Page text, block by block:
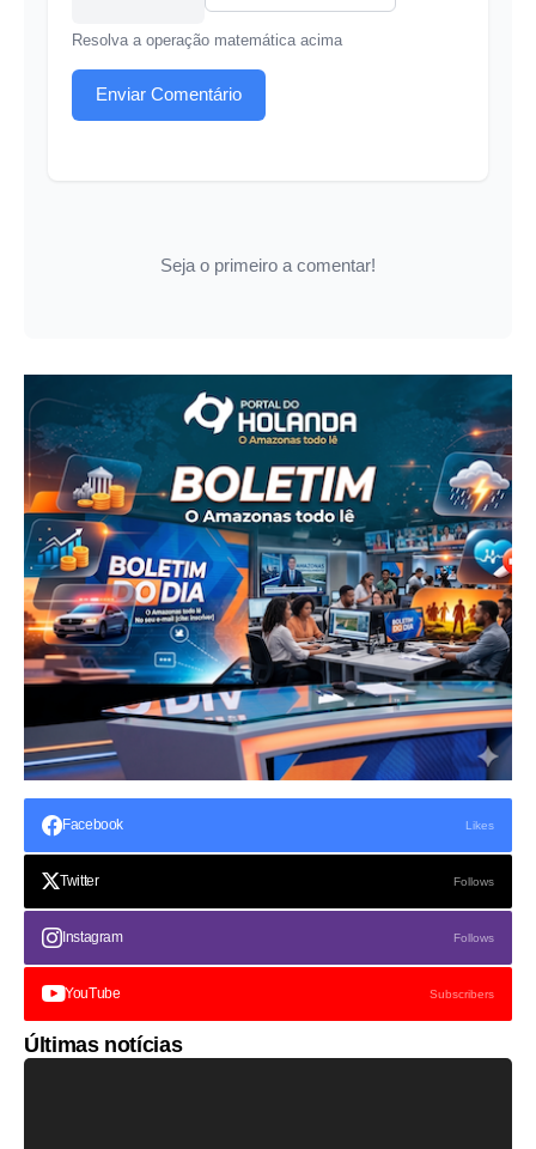
Resolva a operação matemática acima
Enviar Comentário
Seja o primeiro a comentar!
Facebook Likes
Twitter Follows
Instagram Follows
YouTube Subscribers
Últimas notícias